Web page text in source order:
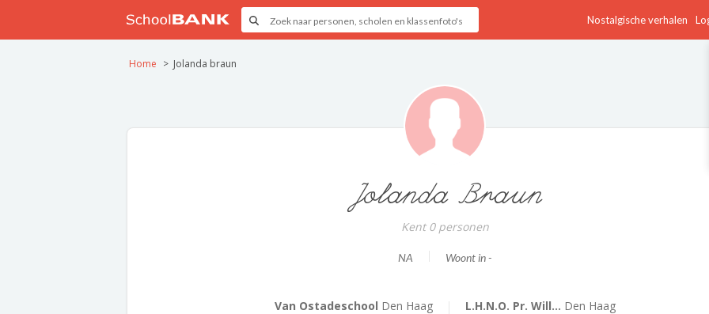
Nostalgische verhalen
Home Jolanda braun
Jolanda Braun
Kent 0 personen
NA Woont in -
Van Ostadeschool Den Haag
L.H.N.O. Pr. Will... Den Haag